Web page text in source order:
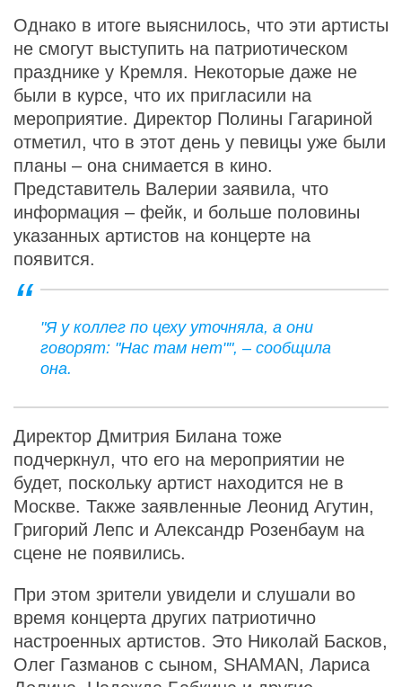
Однако в итоге выяснилось, что эти артисты
не смогут выступить на патриотическом
празднике у Кремля. Некоторые даже не
были в курсе, что их пригласили на
мероприятие. Директор Полины Гагариной
отметил, что в этот день у певицы уже были
планы – она снимается в кино.
Представитель Валерии заявила, что
информация – фейк, и больше половины
указанных артистов на концерте на
появится.
"Я у коллег по цеху уточняла, а они
говорят: "Нас там нет"", – сообщила
она.
Директор Дмитрия Билана тоже
подчеркнул, что его на мероприятии не
будет, поскольку артист находится не в
Москве. Также заявленные Леонид Агутин,
Григорий Лепс и Александр Розенбаум на
сцене не появились.
При этом зрители увидели и слушали во
время концерта других патриотично
настроенных артистов. Это Николай Басков,
Олег Газманов с сыном, SHAMAN, Лариса